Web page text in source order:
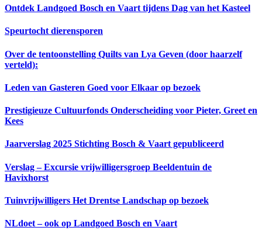
Ontdek Landgoed Bosch en Vaart tijdens Dag van het Kasteel
Speurtocht dierensporen
Over de tentoonstelling Quilts van Lya Geven (door haarzelf
verteld):
Leden van Gasteren Goed voor Elkaar op bezoek
Prestigieuze Cultuurfonds Onderscheiding voor Pieter, Greet en
Kees
Jaarverslag 2025 Stichting Bosch & Vaart gepubliceerd
Verslag – Excursie vrijwilligersgroep Beeldentuin de
Havixhorst
Tuinvrijwilligers Het Drentse Landschap op bezoek
NLdoet – ook op Landgoed Bosch en Vaart